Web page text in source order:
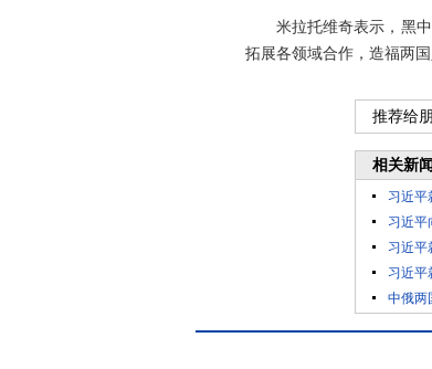
米拉托维奇表示，黑
拓展各领域合作，造福两
推荐给
相关新
习近平
习近平
习近平
习近平
中俄两